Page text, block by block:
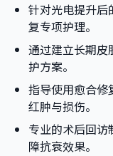
针对光电提升后
复专项护理。
通过建立长期皮
护方案。
指导使用愈合修
红肿与损伤。
专业的术后回
障抗衰效果。